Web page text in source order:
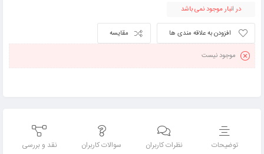
در انبار موجود نمی باشد
مقایسه افزودن به علاقه مندی ها
موجود نیست
توضیحات نظرات کاربران سوالات کاربران نقد و بررسی